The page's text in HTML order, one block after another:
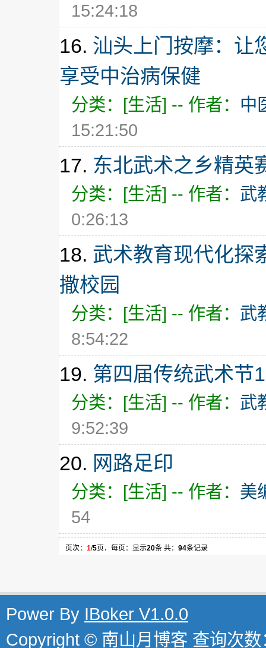
15:24:18
16. 汕头上门按摩：让
享受中治病保健
分类：[生活] -- 作者： 中
15:21:50
17. 东北武术之乡精英
分类：[生活] -- 作者： 武
0:26:13
18. 武术教育现代化探
撒校园
分类：[生活] -- 作者： 武
8:54:22
19. 第四届传统武术节
分类：[生活] -- 作者： 武
9:52:39
20. 网路足印
分类：[生活] -- 作者： 美
54
页次： 1/5页．每页：显示20条 共： 94条记录
Power By IBoker V1.0.0
Copyright © 南山月博客 查询次